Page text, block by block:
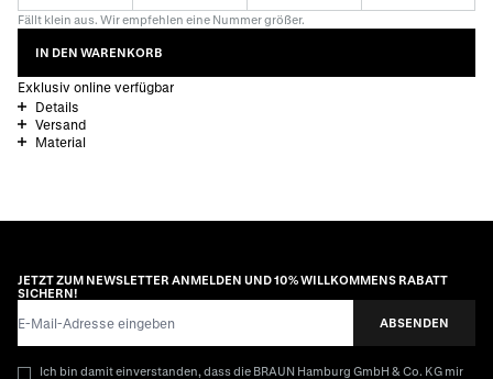
Fällt klein aus. Wir empfehlen eine Nummer größer.
IN DEN WARENKORB
Exklusiv online verfügbar
Details
Versand
Material
JETZT ZUM NEWSLETTER ANMELDEN UND 10% WILLKOMMENS RABATT
SICHERN!
ABSENDEN
Ich bin damit einverstanden, dass die BRAUN Hamburg GmbH & Co. KG mir